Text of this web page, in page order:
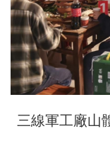
三線軍工廠山